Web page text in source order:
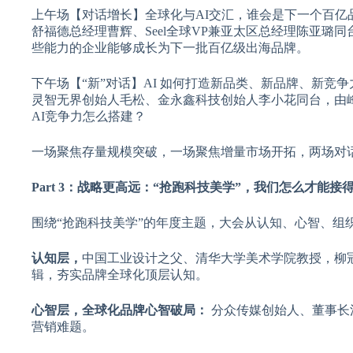
上午场【对话增长】全球化与AI交汇，谁会是下一个百
舒福德总经理曹辉、Seel全球VP兼亚太区总经理陈亚璐
些能力的企业能够成长为下一批百亿级出海品牌。
下午场【“新”对话】AI 如何打造新品类、新品牌、新竞
灵智无界创始人毛松、金永鑫科技创始人李小花同台，
AI竞争力怎么搭建？
一场聚焦存量规模突破，一场聚焦增量市场开拓，两场
Part 3：战略更高远：“抢跑科技美学”，我们怎么才能接
围绕“抢跑科技美学”的年度主题，大会从认知、心智、
认知层， 中国工业设计之父、清华大学美术学院教授，
辑，夯实品牌全球化顶层认知。
心智层，全球化品牌心智破局： 分众传媒创始人、董事
营销难题。